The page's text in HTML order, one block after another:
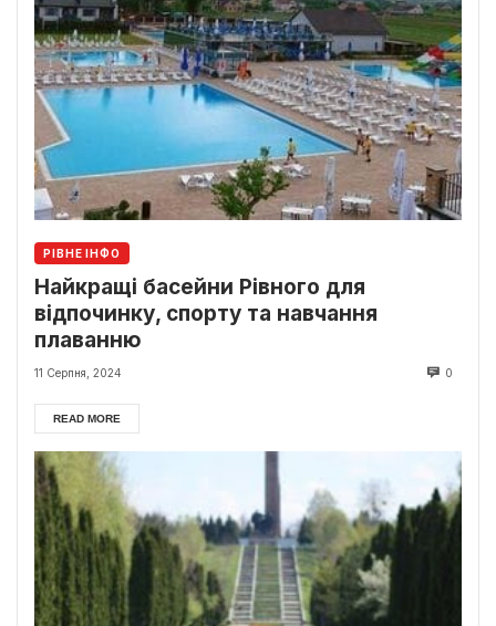
РІВНЕ ІНФО
Найкращі басейни Рівного для
відпочинку, спорту та навчання
плаванню
11 Серпня, 2024 0
READ MORE